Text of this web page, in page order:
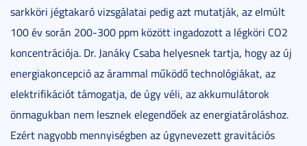
sarkköri jégtakaró vizsgálatai pedig azt mutatják, az elmúlt
100 év során 200-300 ppm között ingadozott a légköri CO2
koncentrációja. Dr. Janáky Csaba helyesnek tartja, hogy az új
energiakoncepció az árammal működő technológiákat, az
elektrifikációt támogatja, de úgy véli, az akkumulátorok
önmagukban nem lesznek elegendőek az energiatároláshoz.
Ezért nagyobb mennyiségben az úgynevezett gravitációs